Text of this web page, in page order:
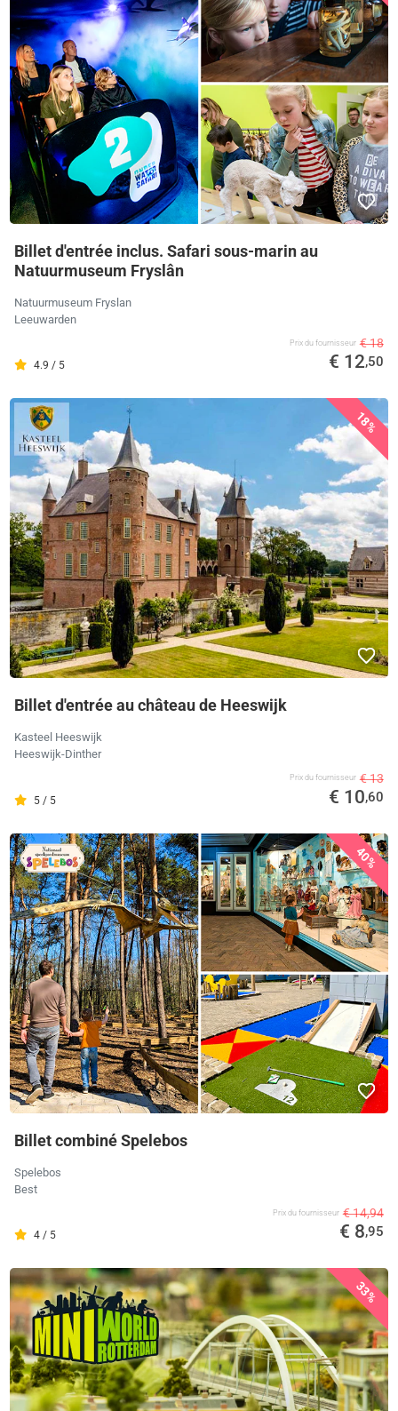
Billet d'entrée inclus. Safari sous-marin au
Natuurmuseum Fryslân
Natuurmuseum Fryslan
Leeuwarden
4.9 / 5
Prix ​​du fournisseur € 18
€ 12,50
18%
Billet d'entrée au château de Heeswijk
Kasteel Heeswijk
Heeswijk-Dinther
5 / 5
Prix ​​du fournisseur € 13
€ 10,60
40%
Billet combiné Spelebos
Spelebos
Best
4 / 5
Prix ​​du fournisseur € 14,94
€ 8,95
33%